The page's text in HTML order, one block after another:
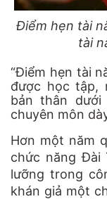
Điểm hẹn tài
tài
“Điểm hẹn tài
được học tập,
bản thân
chuyên môn
Hơn một năm
chức năng Đài
lưỡng trong
khán giả một